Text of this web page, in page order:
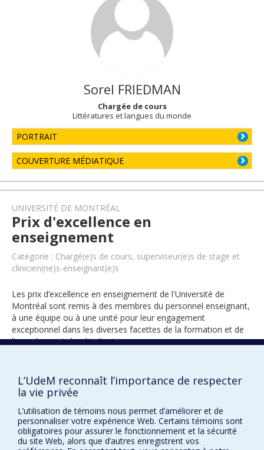
Sorel FRIEDMAN
Chargée de cours
Littératures et langues du monde
PORTRAIT
COUVERTURE MÉDIATIQUE
UNIVERSITÉ DE MONTRÉAL
Prix d'excellence en
enseignement
Catégorie : Chargé(e)s de cours, superviseur(e)s de stage et
clinicien(ne)s-enseignant(e)s
Les prix d’excellence en enseignement de l'Université de
Montréal sont remis à des membres du personnel enseignant,
à une équipe ou à une unité pour leur engagement
exceptionnel dans les diverses facettes de la formation et de
l’encadrement des étudiants.
2001
L’UdeM reconnaît l’importance de respecter
la vie privée
L’utilisation de témoins nous permet d’améliorer et de
personnaliser votre expérience Web. Certains témoins sont
obligatoires pour assurer le fonctionnement et la sécurité
du site Web, alors que d’autres enregistrent vos